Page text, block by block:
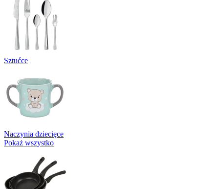
Sztućce
Naczynia dziecięce
Pokaż wszystko